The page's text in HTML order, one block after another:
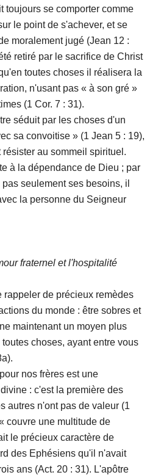
toujours se comporter comme
le point de s'achever, et se
moralement jugé (Jean 12 :
retiré par le sacrifice de Christ
toutes choses il réalisera la
n'usant pas « à son gré »
(1 Cor. 7 : 31).
par les choses d'un
sa convoitise » (1 Jean 5 : 19),
résister au sommeil spirituel.
à la dépendance de Dieu ; par
seulement ses besoins, il
la personne du Seigneur
fraternel et l'hospitalité
de précieux remèdes
du monde : être sobres et
maintenant un moyen plus
choses, ayant entre vous
nos frères est une
: c'est la première des
autres n'ont pas de valeur (1
couvre une multitude de
le précieux caractère de
des Ephésiens qu'il n'avait
ans (Act. 20 : 31). L'apôtre